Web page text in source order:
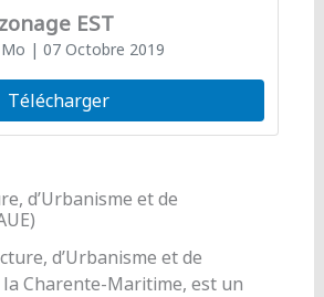
EST
| 07 Octobre 2019
Télécharger
d’Urbanisme et de
d’Urbanisme et de
la Charente-Maritime, est un